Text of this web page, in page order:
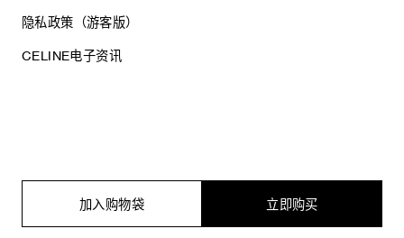
立即购买
加入购物袋
隐私政策（游客版）
CELINE电子资讯
思琳商贸（上海）有限公司
沪公网安备 31010602005569
电子营业执照